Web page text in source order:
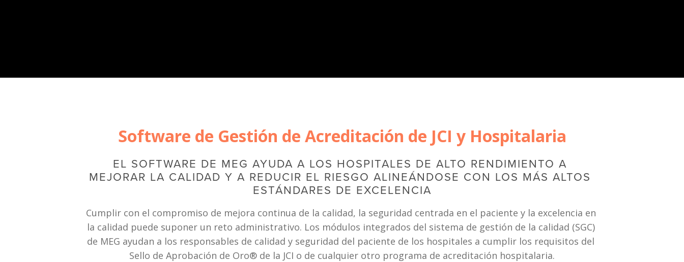
Software de Gestión de Acreditación de JCI y Hospitalaria
EL SOFTWARE DE MEG AYUDA A LOS HOSPITALES DE ALTO RENDIMIENTO A
MEJORAR LA CALIDAD Y A REDUCIR EL RIESGO ALINEÁNDOSE CON LOS MÁS ALTOS
ESTÁNDARES DE EXCELENCIA
Cumplir con el compromiso de mejora continua de la calidad, la seguridad centrada en el paciente y la excelencia en
la calidad puede suponer un reto administrativo. Los módulos integrados del sistema de gestión de la calidad (SGC)
de MEG ayudan a los responsables de calidad y seguridad del paciente de los hospitales a cumplir los requisitos del
Sello de Aprobación de Oro® de la JCI o de cualquier otro programa de acreditación hospitalaria.